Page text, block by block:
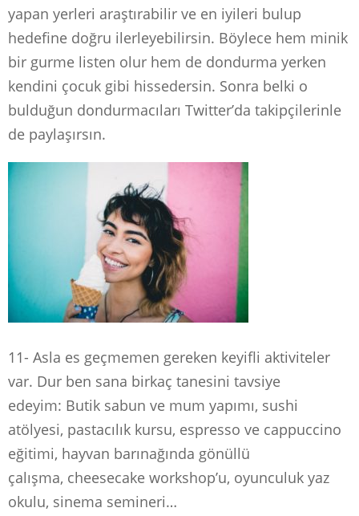
yapan yerleri araştırabilir ve en iyileri bulup
hedefine doğru ilerleyebilirsin. Böylece hem minik
bir gurme listen olur hem de dondurma yerken
kendini çocuk gibi hissedersin. Sonra belki o
bulduğun dondurmacıları Twitter’da takipçilerinle
de paylaşırsın.
11- Asla es geçmemen gereken keyifli aktiviteler
var. Dur ben sana birkaç tanesini tavsiye
edeyim: Butik sabun ve mum yapımı, sushi
atölyesi, pastacılık kursu, espresso ve cappuccino
eğitimi, hayvan barınağında gönüllü
çalışma, cheesecake workshop’u, oyunculuk yaz
okulu, sinema semineri…